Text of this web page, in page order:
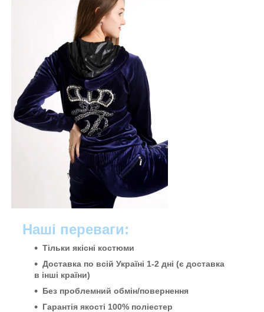
Наші переваги:
Тільки якісні костюми
Доставка по всій Україні 1-2 дні (є доставка
в інші країни)
Без проблемний обмін/повернення
Гарантія якості 100% поліестер